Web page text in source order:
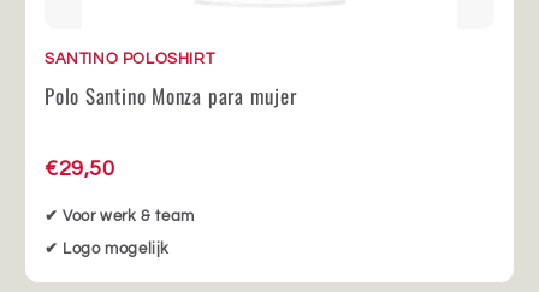
SANTINO POLOSHIRT
Polo Santino Monza para mujer
€29,50
✔ Voor werk & team
✔ Logo mogelijk